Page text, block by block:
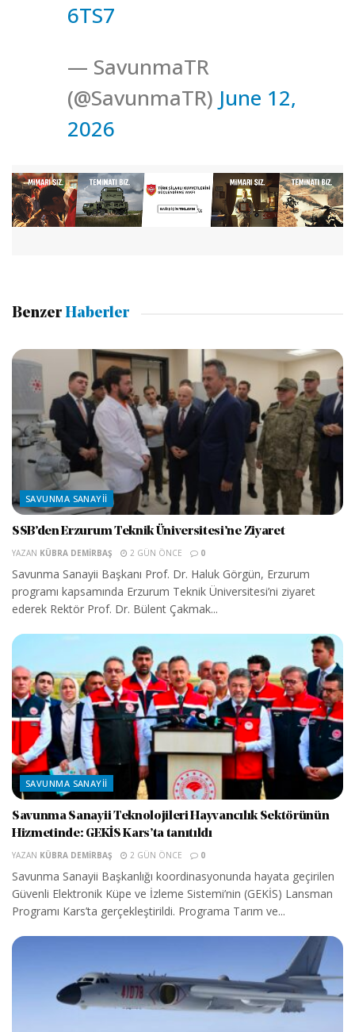
6TS7
— SavunmaTR
(@SavunmaTR) June 12,
2026
Benzer Haberler
SAVUNMA SANAYII
SSB’den Erzurum Teknik Üniversitesi’ne Ziyaret
YAZAN KÜBRA DEMIRBAŞ 2 GÜN ÖNCE 0
Savunma Sanayii Başkanı Prof. Dr. Haluk Görgün, Erzurum
programı kapsamında Erzurum Teknik Üniversitesi’ni ziyaret
ederek Rektör Prof. Dr. Bülent Çakmak...
SAVUNMA SANAYII
Savunma Sanayii Teknolojileri Hayvancılık Sektörünün
Hizmetinde: GEKİS Kars’ta tanıtıldı
YAZAN KÜBRA DEMIRBAŞ 2 GÜN ÖNCE 0
Savunma Sanayii Başkanlığı koordinasyonunda hayata geçirilen
Güvenli Elektronik Küpe ve İzleme Sistemi’nin (GEKİS) Lansman
Programı Kars’ta gerçekleştirildi. Programa Tarım ve...